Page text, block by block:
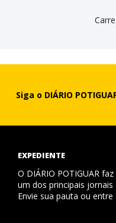
Siga o DIÁRIO
EXPEDIENTE
O DIÁRIO POTIGUAR
um dos principais
Envie sua pauta ou